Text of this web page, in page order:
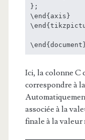
};
\end{axis}
Ici, la colonne C
correspondre à
associée à la
finale à la valeur